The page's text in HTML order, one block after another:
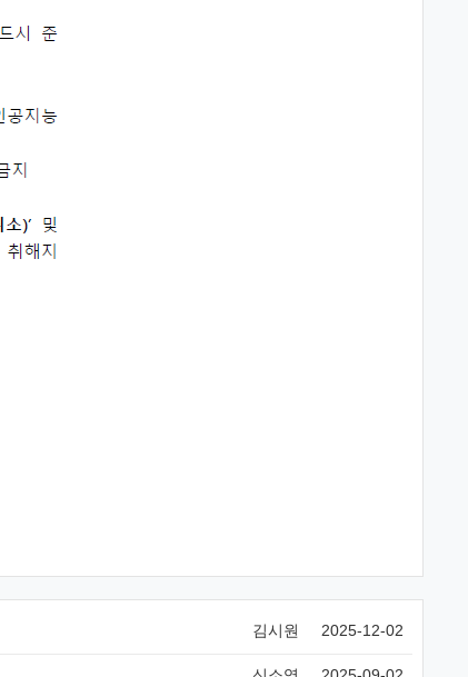
2025-12-02
김시원